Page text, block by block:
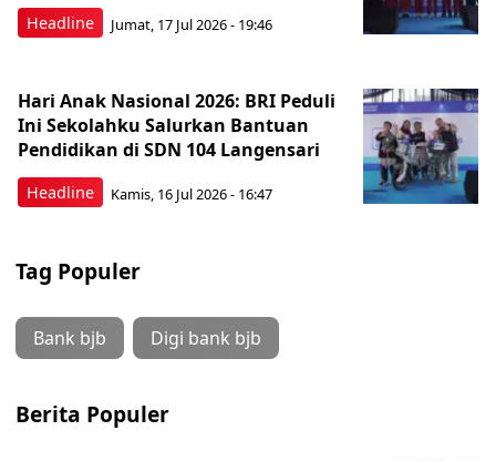
Headline Jumat, 17 Jul 2026 - 19:46
Headline
Hari Anak Nasional 2026: BRI Peduli
Ini Sekolahku Salurkan Bantuan
Pendidikan di SDN 104 Langensari
Kamis, 16 Jul 2026 - 16:47
Tag Populer
Bank bjb Digi bank bjb
Berita Populer